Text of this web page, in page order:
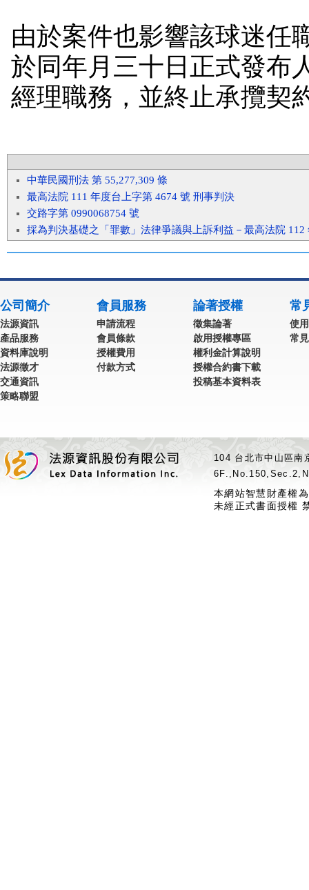
由於案件也影響該球迷任
於同年月三十日正式發布
經理職務，並終止承攬契
中華民國刑法 第 55,277,309 條
最高法院 111 年度台上字第 4674 號 刑事判決
交路字第 0990068754 號
採為判決基礎之「罪數」法律爭議與上訴利益－最高法院
公司簡介
法源資訊
產品服務
資料庫說明
法源徵才
交通資訊
策略聯盟
會員服務
申請流程
會員條款
授權費用
付款方式
論著授權
徵集論著
啟用授權專區
權利金計算說明
授權合約書下載
投稿基本資料表
常
使
常
104 台北市中山區
本網站智慧財產權
未經正式書面授權